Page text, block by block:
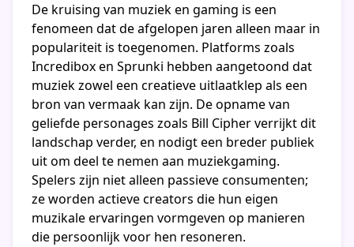
De kruising van muziek en gaming is een
fenomeen dat de afgelopen jaren alleen maar in
populariteit is toegenomen. Platforms zoals
Incredibox en Sprunki hebben aangetoond dat
muziek zowel een creatieve uitlaatklep als een
bron van vermaak kan zijn. De opname van
geliefde personages zoals Bill Cipher verrijkt dit
landschap verder, en nodigt een breder publiek
uit om deel te nemen aan muziekgaming.
Spelers zijn niet alleen passieve consumenten;
ze worden actieve creators die hun eigen
muzikale ervaringen vormgeven op manieren
die persoonlijk voor hen resoneren.